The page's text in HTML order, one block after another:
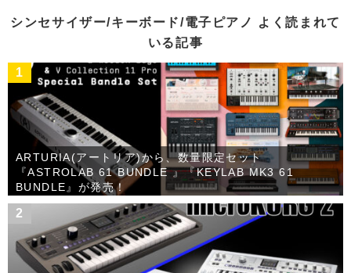
ブ
シンセサイザー/キーボード/電子ピアノ よく読まれて
いる記事
1
ARTURIA(アートリア)から、数量限定セット
『ASTROLAB 61 BUNDLE 』『KEYLAB MK3 61
BUNDLE』が発売！
2